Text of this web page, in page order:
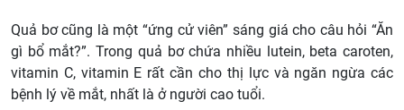
Quả bơ cũng là một “ứng cử viên” sáng giá cho câu hỏi “Ăn
gì bổ mắt?”. Trong quả bơ chứa nhiều lutein, beta caroten,
vitamin C, vitamin E rất cần cho thị lực và ngăn ngừa các
bệnh lý về mắt, nhất là ở người cao tuổi.